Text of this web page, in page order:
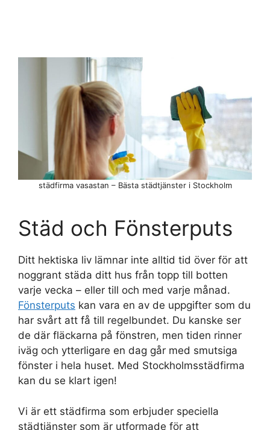
städfirma vasastan – Bästa städtjänster i Stockholm
Städ och Fönsterputs
Ditt hektiska liv lämnar inte alltid tid över för att
noggrant städa ditt hus från topp till botten
varje vecka – eller till och med varje månad.
Fönsterputs kan vara en av de uppgifter som du
har svårt att få till regelbundet. Du kanske ser
de där fläckarna på fönstren, men tiden rinner
iväg och ytterligare en dag går med smutsiga
fönster i hela huset. Med Stockholmsstädfirma
kan du se klart igen!
Vi är ett städfirma som erbjuder speciella
städtjänster som är utformade för att